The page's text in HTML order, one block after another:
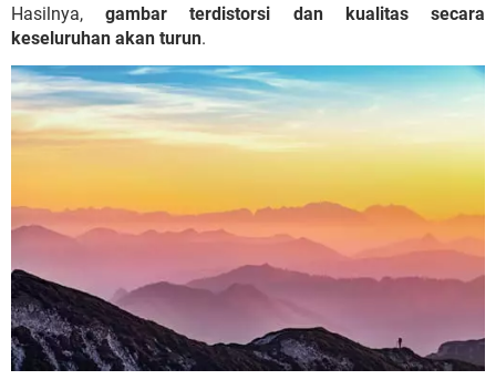
Hasilnya,gambar terdistorsi dan kualitas secara
keseluruhan akan turun.